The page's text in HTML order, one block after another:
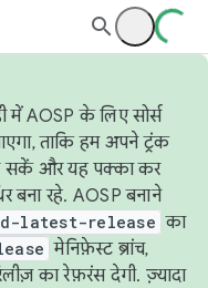
में AOSP के लिए सोर्स
ताकि हम अपने ट्रंक
सकें और यह पक्का कर
बना रहे. AOSP बनाने
latest-release का
मेनिफ़ेस्ट ब्रांच,
का रेफ़रंस देगी. ज़्यादा